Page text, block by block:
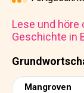
Mangroven
Lese und höre
Geschichte in